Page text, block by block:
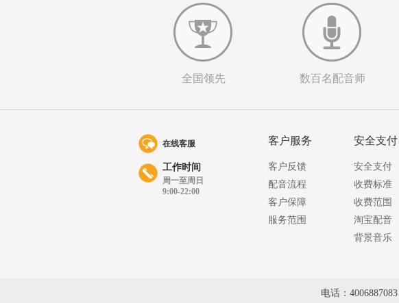
全国领先 数百名配音师
在线客服
工作时间
周一至周日
9:00-22:00
客户服务
客户反馈
配音流程
客户保障
服务范围
安全支付
安全支付
收费标准
收费范围
淘宝配音
背景音乐
电话：4006887083